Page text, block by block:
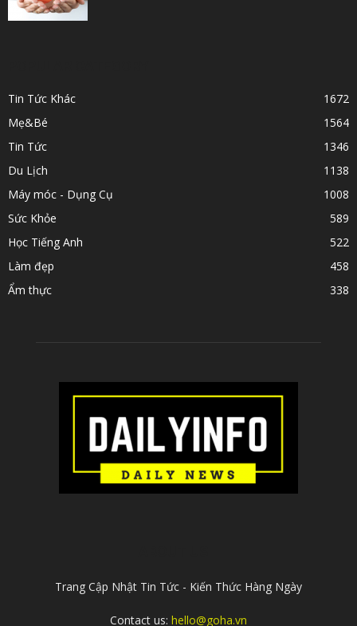
Tin Tức Khác
1672
Mẹ&Bé
1564
Tin Tức
1346
Du Lịch
1138
Máy móc - Dụng Cụ
1008
Sức Khỏe
589
Học Tiếng Anh
522
Làm đẹp
458
Ẩm thực
338
Trang Cập Nhật Tin Tức - Kiến Thức Hàng Ngày
Contact us: hello@goha.vn